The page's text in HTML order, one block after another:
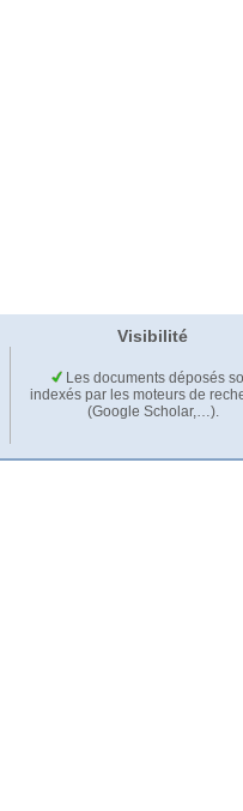
Visibilité
Les documents déposés
indexés par les moteurs de
(Google Scholar,…).